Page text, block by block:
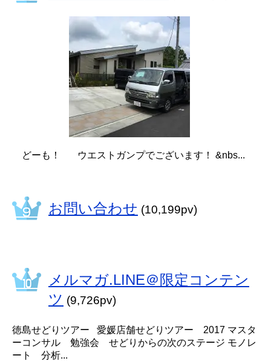
どーも！ ウエストガンプでございます！ &nbs...
お問い合わせ (10,199pv)
メルマガ.LINE＠限定コンテン
ツ (9,726pv)
徳島せどりツアー 愛媛店舗せどりツアー 2017 マスタ
ーコンサル 勉強会 せどりからの次のステージ モノレ
ート 分析...